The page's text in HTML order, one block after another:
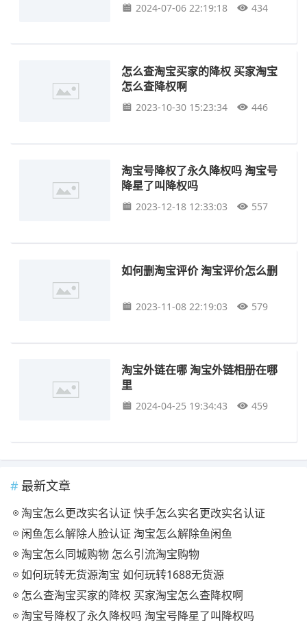
2024-07-06 22:19:18 434
怎么查淘宝买家的降权 买家淘宝
怎么查降权啊
2023-10-30 15:23:34 446
淘宝号降权了永久降权吗 淘宝号
降星了叫降权吗
2023-12-18 12:33:03 557
如何删淘宝评价 淘宝评价怎么删
2023-11-08 22:19:03 579
淘宝外链在哪 淘宝外链相册在哪
里
2024-04-25 19:34:43 459
最新文章
淘宝怎么更改实名认证 快手怎么实名更改实名认证
闲鱼怎么解除人脸认证 淘宝怎么解除鱼闲鱼
淘宝怎么同城购物 怎么引流淘宝购物
如何玩转无货源淘宝 如何玩转1688无货源
怎么查淘宝买家的降权 买家淘宝怎么查降权啊
淘宝号降权了永久降权吗 淘宝号降星了叫降权吗